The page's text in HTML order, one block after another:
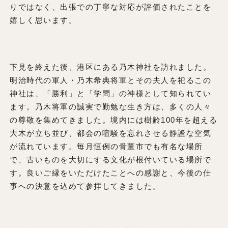
りではなく、出張での丁寧な対応が評価されたことを
嬉しく思います。
下見を終えた後、港区にある乃木神社を訪れました。
明治時代の軍人・乃木希典将軍とその夫人を祀るこの
神社は、「勝利」と「学問」の神様として知られてい
ます。乃木将軍の誠実で勤勉な生き方は、多くの人々
の尊敬を集めてきました。境内には樹齢100年を超える
大木が立ち並び、都会の喧騒を忘れさせる静謐な空気
が流れています。毎月恒例の骨董市でも有名な場所
で、古いものを大切にする文化が根付いている場所で
す。良いご縁をいただけたことへの感謝と、今後の仕
事への決意を込めて参拝してきました。